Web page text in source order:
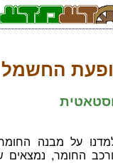
החשמל
על מבנה
החומר, נמצאים